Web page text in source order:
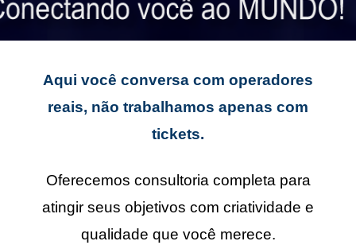
Aqui você conversa com operadores
reais, não trabalhamos apenas com
tickets.
Oferecemos consultoria completa para
atingir seus objetivos com criatividade e
qualidade que você merece.